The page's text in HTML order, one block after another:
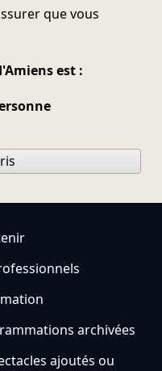
que vous
est :
archivées
ajoutés ou